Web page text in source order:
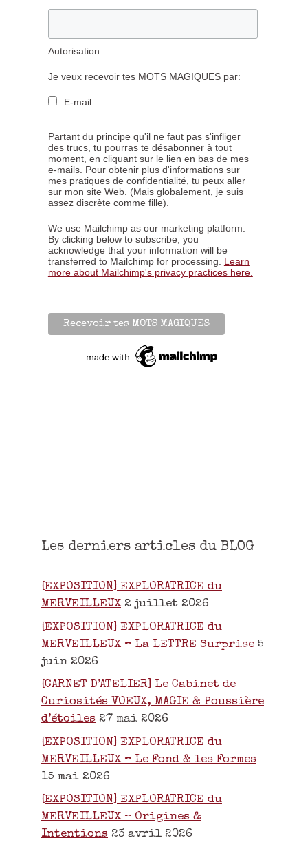
Autorisation
Je veux recevoir tes MOTS MAGIQUES par:
E-mail
Partant du principe qu'il ne faut pas s'infliger
des trucs, tu pourras te désabonner à tout
moment, en cliquant sur le lien en bas de mes
e-mails. Pour obtenir plus d'informations sur
mes pratiques de confidentialité, tu peux aller
sur mon site Web. (Mais globalement, je suis
assez discrète comme fille).
We use Mailchimp as our marketing platform.
By clicking below to subscribe, you
acknowledge that your information will be
transferred to Mailchimp for processing. Learn
more about Mailchimp's privacy practices here.
Les derniers articles du BLOG
[EXPOSITION] EXPLORATRICE du
MERVEILLEUX 2 juillet 2026
[EXPOSITION] EXPLORATRICE du
MERVEILLEUX – La LETTRE Surprise 5
juin 2026
[CARNET D’ATELIER] Le Cabinet de
Curiosités VOEUX, MAGIE & Poussière
d’étoiles 27 mai 2026
[EXPOSITION] EXPLORATRICE du
MERVEILLEUX – Le Fond & les Formes
15 mai 2026
[EXPOSITION] EXPLORATRICE du
MERVEILLEUX – Origines &
Intentions 23 avril 2026